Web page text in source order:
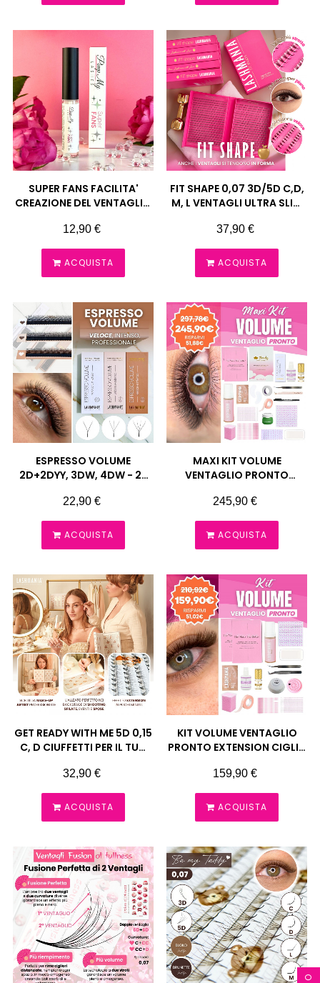
SUPER FANS FACILITA'
CREAZIONE DEL VENTAGLIO
Prezzo
12,90 €
ACQUISTA
FIT SHAPE 0,07 3D/5D C,D,
M, L VENTAGLI ULTRA SLIM
Prezzo
37,90 €
ACQUISTA
ESPRESSO VOLUME
2D+2DYY, 3DW, 4DW - 28
PRONTI LASHMANIA
Prezzo
22,90 €
ACQUISTA
MAXI KIT VOLUME
VENTAGLIO PRONTO
LASHMANIA
Prezzo
245,90 €
ACQUISTA
GET READY WITH ME 5D 0,15
C, D CIUFFETTI PER IL TUO
Prezzo
32,90 €
ACQUISTA
KIT VOLUME VENTAGLIO
PRONTO EXTENSION CIGLIA
Prezzo
159,90 €
ACQUISTA